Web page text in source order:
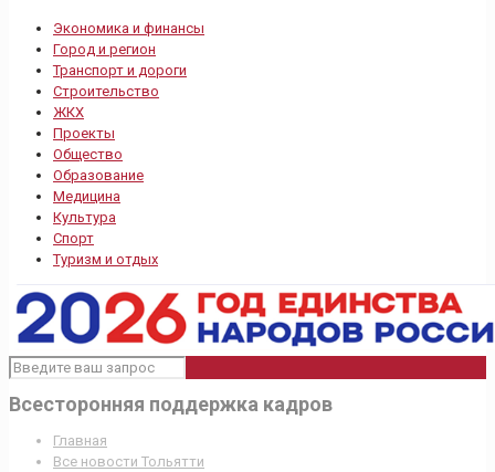
Экономика и финансы
Город и регион
Транспорт и дороги
Строительство
ЖКХ
Проекты
Общество
Образование
Медицина
Культура
Спорт
Туризм и отдых
Всесторонняя поддержка кадров
Главная
Все новости Тольятти